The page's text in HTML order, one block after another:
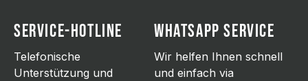
SERVICE-HOTLINE
Telefonische
Unterstützung und
WHATSAPP SERVICE
Wir helfen Ihnen schnell
und einfach via